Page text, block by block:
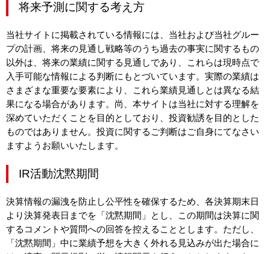
将来予測に関する考え方
当社サイトに掲載されている情報には、当社および当社グルー
プの計画、将来の見通し戦略等のうち過去の事実に関するもの
以外は、将来の業績に関する見通しであり、これらは現時点で
入手可能な情報による判断にもとづいています。実際の業績は
さまざまな重要な要素により、これら業績見通しとは異なる結
果になる場合があります。尚、本サイトは当社に対する理解を
深めていただくことを目的としており、投資勧誘を目的とした
ものではありません。投資に関するご判断はご自身にてなさい
ますようお願いいたします。
IR活動沈黙期間
決算情報の漏洩を防止し公平性を確保するため、各決算期末日
より決算発表日までを「沈黙期間」とし、この期間は決算に関
するコメントや質問への回答を控えることとします。ただし、
「沈黙期間」中に業績予想を大きく外れる見込みが出た場合に